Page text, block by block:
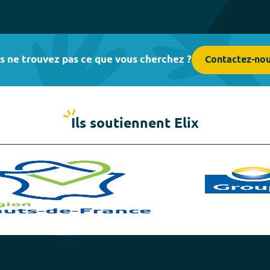
ne trouvez pas ce que vous cherchez ? Contactez-
Ils soutiennent Elix